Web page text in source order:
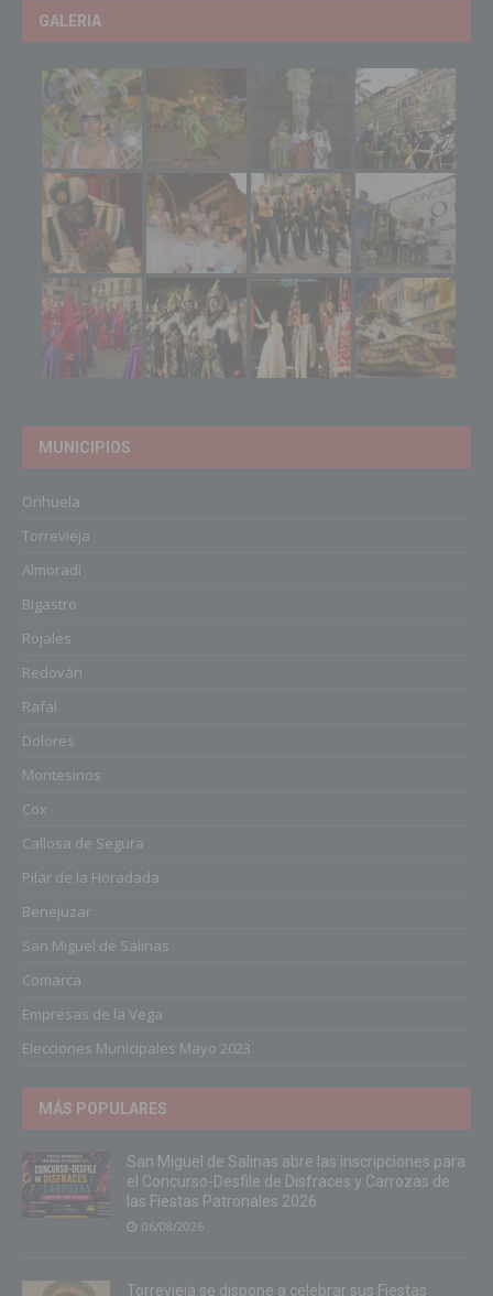
GALERIA
MUNICIPIOS
Orihuela
Torrevieja
Almoradí
Bigastro
Rojales
Redován
Rafal
Dolores
Montesinos
Cox
Callosa de Segura
Pilar de la Horadada
Benejuzar
San Miguel de Salinas
Comarca
Empresas de la Vega
Elecciones Municipales Mayo 2023
MÁS POPULARES
San Miguel de Salinas abre las inscripciones para
el Concurso-Desfile de Disfraces y Carrozas de
las Fiestas Patronales 2026
06/08/2026
Torrevieja se dispone a celebrar sus Fiestas